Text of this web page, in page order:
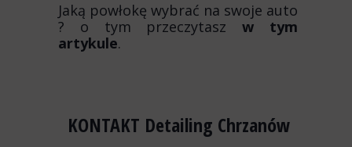
Jaką powłokę wybrać na swoje auto
? o tym przeczytaszw tym
artykule.
KONTAKT Detailing Chrzanów